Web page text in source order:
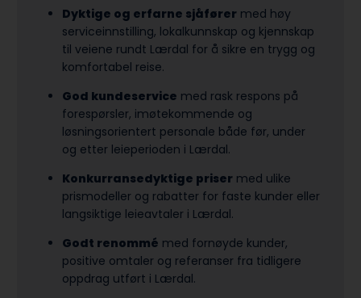
Dyktige og erfarne sjåfører med høy
serviceinnstilling, lokalkunnskap og kjennskap
til veiene rundt Lærdal for å sikre en trygg og
komfortabel reise.
God kundeservice med rask respons på
forespørsler, imøtekommende og
løsningsorientert personale både før, under
og etter leieperioden i Lærdal.
Konkurransedyktige priser med ulike
prismodeller og rabatter for faste kunder eller
langsiktige leieavtaler i Lærdal.
Godt renommé med fornøyde kunder,
positive omtaler og referanser fra tidligere
oppdrag utført i Lærdal.